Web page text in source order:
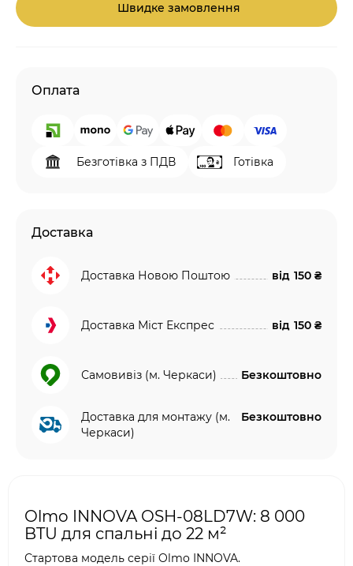
Швидке замовлення
Оплата
Безготівка з ПДВ Готівка
Доставка
Доставка Новою Поштою від 150 ₴
Доставка Міст Експрес від 150 ₴
Самовивіз (м. Черкаси) Безкоштовно
Доставка для монтажу (м.
Черкаси)
Безкоштовно
Olmo INNOVA OSH-08LD7W: 8 000
BTU для спальні до 22 м²
Стартова модель серії Olmo INNOVA.